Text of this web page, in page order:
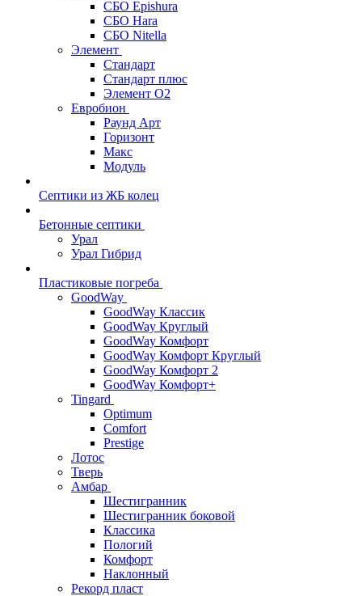
СБО Epishura
СБО Hara
СБО Nitella
Элемент
Стандарт
Стандарт плюс
Элемент О2
Евробион
Раунд Арт
Горизонт
Макс
Модуль
Септики из ЖБ колец
Бетонные септики
Урал
Урал Гибрид
Пластиковые погреба
GoodWay
GoodWay Классик
GoodWay Круглый
GoodWay Комфорт
GoodWay Комфорт Круглый
GoodWay Комфорт 2
GoodWay Комфорт+
Tingard
Optimum
Comfort
Prestige
Лотос
Тверь
Амбар
Шестигранник
Шестигранник боковой
Классика
Пологий
Комфорт
Наклонный
Рекорд пласт